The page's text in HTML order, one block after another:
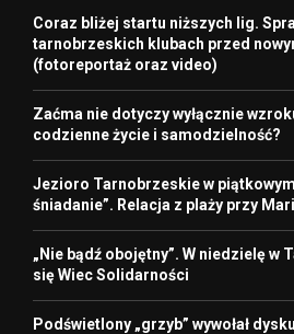
Coraz bliżej startu niższych lig.
tarnobrzeskich klubach przed
(fotoreportaż oraz video)
Zaćma nie dotyczy wyłącznie
codzienne życie i samodzielność?
Jezioro Tarnobrzeskie w
śniadanie”. Relacja z plaży przy
„Nie bądź obojętny”. W niedzielę w
się Wiec Solidarności
Podświetlony „grzyb” wywołał